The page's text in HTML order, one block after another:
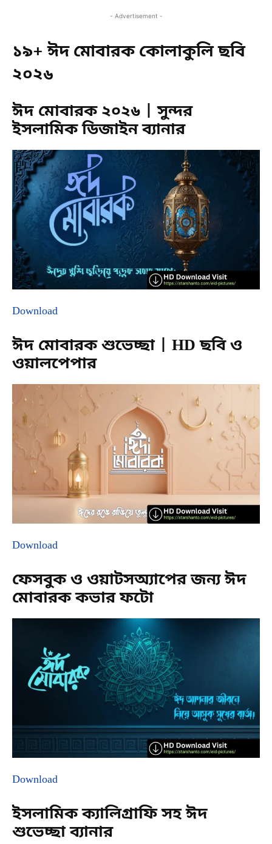
- Advertisement -
১৯+ ঈদ মোবারক কোলাকুলি ছবি
২০২৬
ঈদ মোবারক ২০২৬ | সুন্দর
ইসলামিক ডিজাইন ব্যানার
Download
ঈদ মোবারক শুভেচ্ছা | HD ছবি ও
ওয়ালপেপার
Download
ফেসবুক ও ওয়াটসঅ্যাপের জন্য ঈদ
মোবারক কভার ফটো
Download
ইসলামিক ক্যালিগ্রাফি সহ ঈদ
শুভেচ্ছা ব্যানার